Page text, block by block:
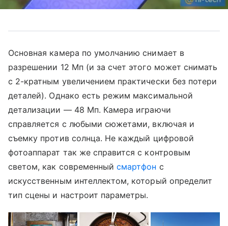
Основная камера по умолчанию снимает в
разрешении 12 Мп (и за счет этого может снимать
с 2-кратным увеличением практически без потери
деталей). Однако есть режим максимальной
детализации — 48 Мп. Камера играючи
справляется с любыми сюжетами, включая и
съемку против солнца. Не каждый цифровой
фотоаппарат так же справится с контровым
светом, как современныйсмартфон с
искусственным интеллектом, который определит
тип сцены и настроит параметры.